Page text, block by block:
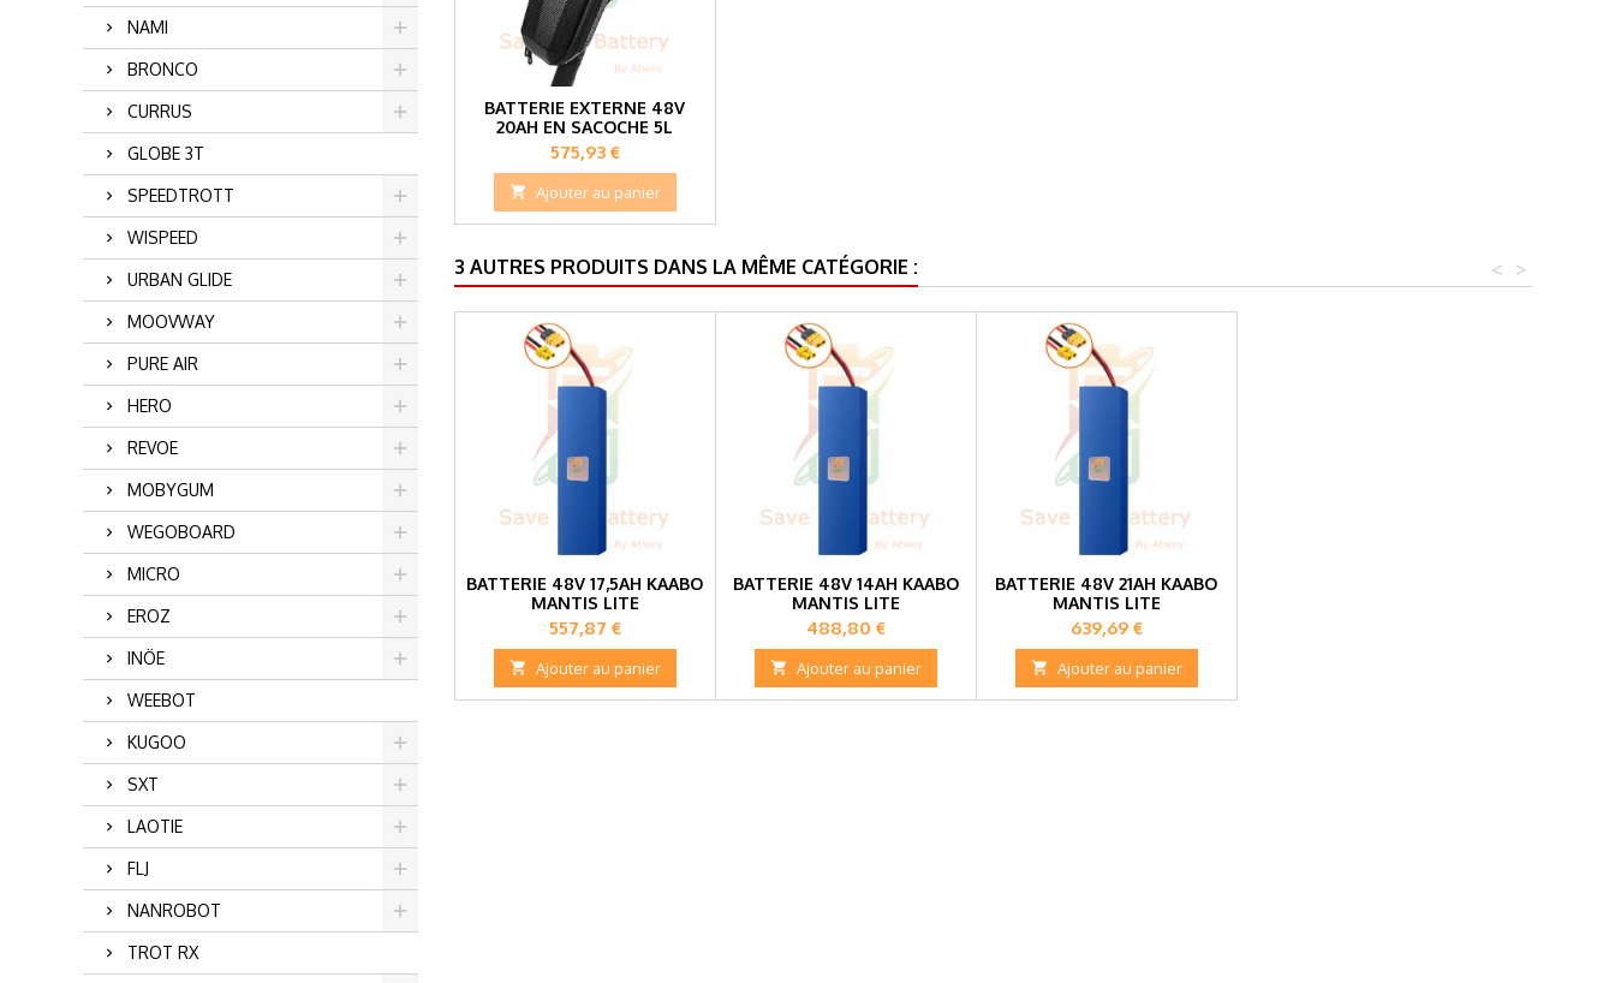
NAMI
BRONCO
CURRUS
GLOBE 3T
SPEEDTROTT
WISPEED
URBAN GLIDE
MOOVWAY
PURE AIR
HERO
REVOE
MOBYGUM
WEGOBOARD
MICRO
EROZ
INÖE
WEEBOT
KUGOO
SXT
LAOTIE
FLJ
NANROBOT
TROT RX
BATTERIE EXTERNE 48V
20AH EN SACOCHE 5L
Prix
575,93 €
 Ajouter au panier
3 AUTRES PRODUITS DANS LA MÊME CATÉGORIE : >
<
BATTERIE 48V 17,5AH KAABO
MANTIS LITE
Prix
557,87 €
 Ajouter au panier
BATTERIE 48V 14AH KAABO
MANTIS LITE
Prix
488,80 €
 Ajouter au panier
BATTERIE 48V 21AH KAABO
MANTIS LITE
Prix
639,69 €
 Ajouter au panier